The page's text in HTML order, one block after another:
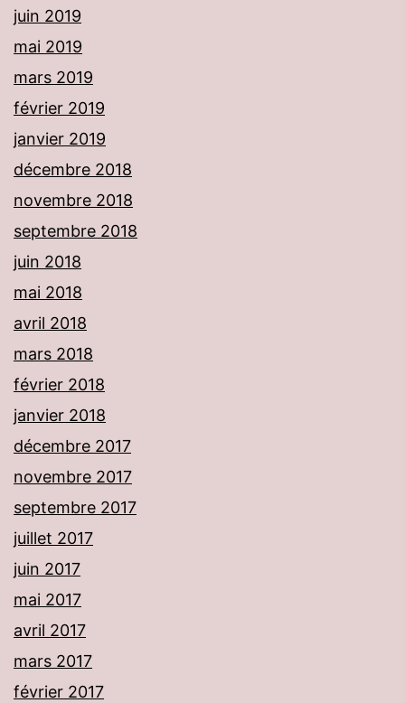
juin 2019
mai 2019
mars 2019
février 2019
janvier 2019
décembre 2018
novembre 2018
septembre 2018
juin 2018
mai 2018
avril 2018
mars 2018
février 2018
janvier 2018
décembre 2017
novembre 2017
septembre 2017
juillet 2017
juin 2017
mai 2017
avril 2017
mars 2017
février 2017